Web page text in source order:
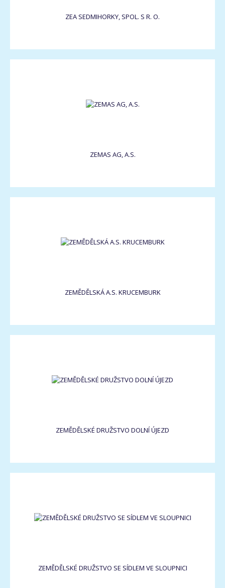
ZEA SEDMIHORKY, SPOL. S R. O.
ZEMAS AG, A.S.
ZEMĚDĚLSKÁ A.S. KRUCEMBURK
ZEMĚDĚLSKÉ DRUŽSTVO DOLNÍ ÚJEZD
ZEMĚDĚLSKÉ DRUŽSTVO SE SÍDLEM VE SLOUPNICI